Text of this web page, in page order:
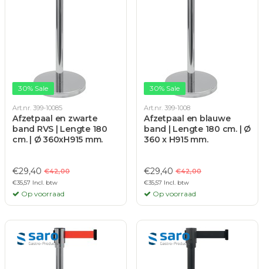
30% Sale
Art.nr. 399-10085
Afzetpaal en zwarte
band RVS | Lengte 180
cm. | Ø 360xH915 mm.
€29,40 €42,00
€35,57 Incl. btw
Op voorraad
30% Sale
Art.nr. 399-1008
Afzetpaal en blauwe
band | Lengte 180 cm. | Ø
360 x H915 mm.
€29,40 €42,00
€35,57 Incl. btw
Op voorraad